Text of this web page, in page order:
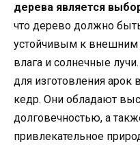
дерева является
что дерево должно
устойчивым к внешним
влага и солнечные
для изготовления арок
кедр. Они обладают
долговечностью, а
привлекательное